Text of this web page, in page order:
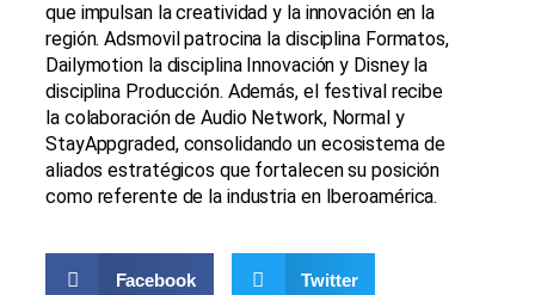
que impulsan la creatividad y la innovación en la
región. Adsmovil patrocina la disciplina Formatos,
Dailymotion la disciplina Innovación y Disney la
disciplina Producción. Además, el festival recibe
la colaboración de Audio Network, Normal y
StayAppgraded, consolidando un ecosistema de
aliados estratégicos que fortalecen su posición
como referente de la industria en Iberoamérica.
Facebook Twitter